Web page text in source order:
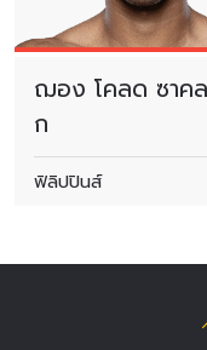
ฌอง โคลด ซาค
ก
ฟิลิปปินส์